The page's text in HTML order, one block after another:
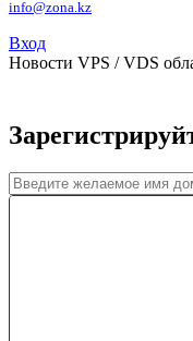
info@zona.kz
Вход
Новости VPS / VDS